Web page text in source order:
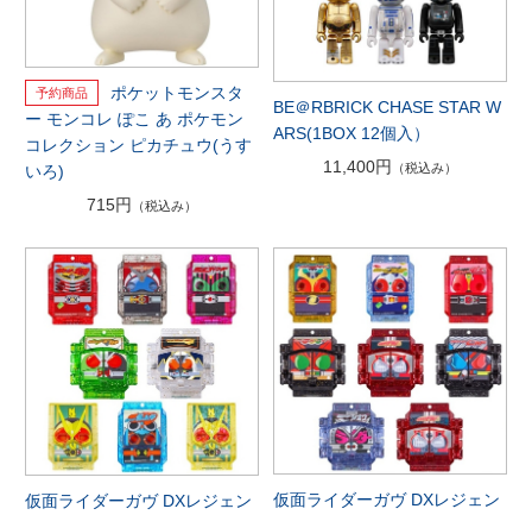
ポケットモンスタ
ー モンコレ ぽこ あ ポケモン
コレクション ピカチュウ(うす
いろ)
715円
（税込み）
BE＠RBRICK CHASE STAR W
ARS(1BOX 12個入）
11,400円
（税込み）
仮面ライダーガヴ DXレジェン
仮面ライダーガヴ DXレジェン